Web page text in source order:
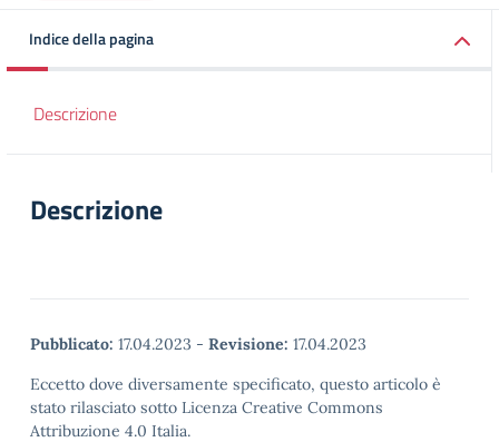
Indice della pagina
Descrizione
Descrizione
Pubblicato: 17.04.2023 - Revisione: 17.04.2023
Eccetto dove diversamente specificato, questo articolo è
stato rilasciato sotto Licenza Creative Commons
Attribuzione 4.0 Italia.